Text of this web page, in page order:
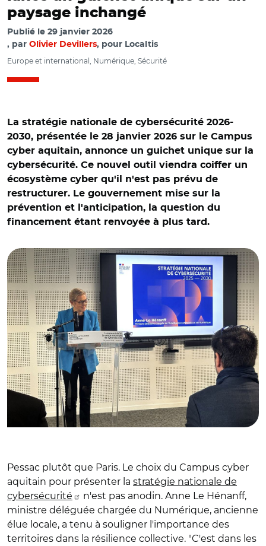
paysage inchangé
Publié le 29 janvier 2026
par Olivier Devillers, pour Localtis
Europe et international, Numérique, Sécurité
La stratégie nationale de cybersécurité 2026-
2030, présentée le 28 janvier 2026 sur le Campus
cyber aquitain, annonce un guichet unique sur la
cybersécurité. Ce nouvel outil viendra coiffer un
écosystème cyber qu'il n'est pas prévu de
restructurer. Le gouvernement mise sur la
prévention et l'anticipation, la question du
financement étant renvoyée à plus tard.
Pessac plutôt que Paris. Le choix du Campus cyber
aquitain pour présenter la stratégie nationale de
cybersécurité
n'est pas anodin. Anne Le Hénanff,
ministre déléguée chargée du Numérique, ancienne
élue locale, a tenu à souligner l'importance des
territoires dans la résilience collective. "C'est dans les